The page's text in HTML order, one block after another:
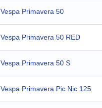
Vespa Primavera 50
Vespa Primavera 50 RED
Vespa Primavera 50 S
Vespa Primavera Pic Nic 125